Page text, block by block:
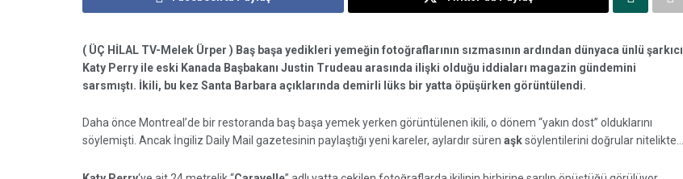
( ÜÇ HİLAL TV-Melek Ürper ) Baş başa yedikleri yemeğin fotoğraflarının sızmasının ardından dünyaca ünlü şarkıcı
Katy Perry ile eski Kanada Başbakanı Justin Trudeau arasında ilişki olduğu iddiaları magazin gündemini
sarsmıştı. İkili, bu kez Santa Barbara açıklarında demirli lüks bir yatta öpüşürken görüntülendi.
Daha önce Montreal’de bir restoranda baş başa yemek yerken görüntülenen ikili, o dönem “yakın dost” olduklarını
söylemişti. Ancak İngiliz Daily Mail gazetesinin paylaştığı yeni kareler, aylardır süren aşksöylentilerini doğrular nitelikte…